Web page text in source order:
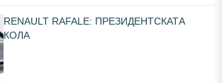
RENAULT RAFALE: ПРЕЗИДЕНТСКАТА
КОЛА